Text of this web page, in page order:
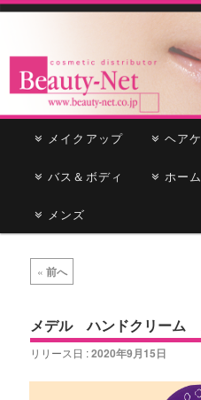
Beauty-Net
cosmetic distributor
ー
メ
イ
ン
テ
サ
ブ
コ
ン
メイクアップ ヘア
バス＆ボディ ホー
メンズ
稿
ビ
ゲ
ー
シ
« 前へ
メデル ハンドクリーム
リリース日 :2020年9月15日